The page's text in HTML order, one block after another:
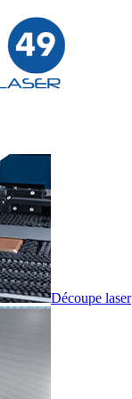
Découpe laser